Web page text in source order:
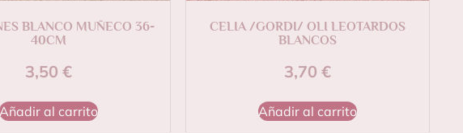
BLANCO MUÑECO 36-
40CM
3,50 €
Añadir al carrito
CELIA /GORDI/ OLI LEOTARDOS
BLANCOS
3,70 €
Añadir al carrito